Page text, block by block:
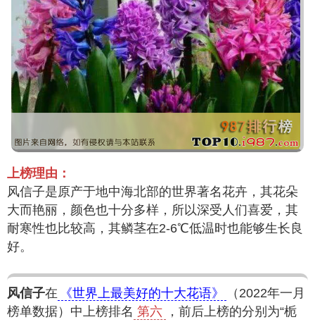
上榜理由：
风信子是原产于地中海北部的世界著名花卉，其花朵
大而艳丽，颜色也十分多样，所以深受人们喜爱，其
耐寒性也比较高，其鳞茎在2-6℃低温时也能够生长良
好。
风信子在 《世界上最美好的十大花语》
（2022年一月
榜单数据）中上榜排名 第六
，前后上榜的分别为“栀